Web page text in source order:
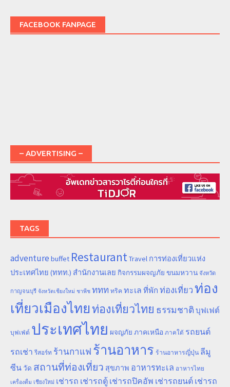
FACEBOOK FANPAGE
– ADVERTISING –
TAGS
adventure buffet RestaurantTravel การท่องเที่ยวแห่ง
ประเทศไทย (ททท.) สำนักงานเลย กิจกรรมผจญภัย ขนมหวาน จังหวัด
กาญจนบุรี จังหวัดเชียงใหม่ ชาพีช ททท ทริค ทะเล ที่พัก ท่องเที่ยวท่อง
เที่ยวเมืองไทยท่องเที่ยวไทย ธรรมชาติ บุฟเฟต์
บุฟเฟ่ต์ ประเทศไทย ผจญภัย ภาคเหนือ ภาคใต้ รถยนต์
รถเช่า รีสอร์ท ร้านกาแฟ ร้านอาหาร ร้านอาหารญี่ปุ่น ลีมู
ซีน วัด สถานที่ท่องเที่ยว สุขภาพ อาหารทะเล อาหารไทย
เครื่องดื่ม เชียงใหม่ เช่ารถ เช่ารถตู้ เช่ารถปิคอัพ เช่ารถยนต์ เช่ารถ